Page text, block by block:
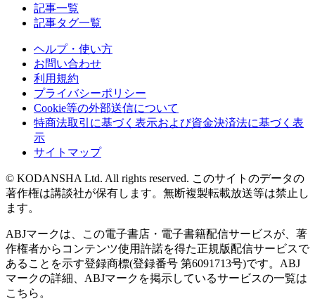
記事一覧
記事タグ一覧
ヘルプ・使い方
お問い合わせ
利用規約
プライバシーポリシー
Cookie等の外部送信について
特商法取引に基づく表示および資金決済法に基づく表
示
サイトマップ
© KODANSHA Ltd. All rights reserved. このサイトのデータの
著作権は講談社が保有します。無断複製転載放送等は禁止し
ます。
ABJマークは、この電子書店・電子書籍配信サービスが、著
作権者からコンテンツ使用許諾を得た正規版配信サービスで
あることを示す登録商標(登録番号 第6091713号)です。ABJ
マークの詳細、ABJマークを掲示しているサービスの一覧は
こちら。